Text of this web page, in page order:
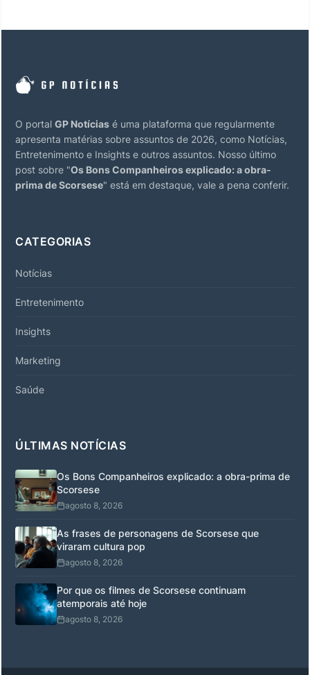
O portal GP Notícias é uma plataforma que regularmente
apresenta matérias sobre assuntos de 2026, como Notícias,
Entretenimento e Insights e outros assuntos. Nosso último
post sobre "Os Bons Companheiros explicado: a obra-
prima de Scorsese" está em destaque, vale a pena conferir.
CATEGORIAS
Notícias
Entretenimento
Insights
Marketing
Saúde
ÚLTIMAS NOTÍCIAS
Os Bons Companheiros explicado: a obra-prima de
Scorsese
agosto 8, 2026
As frases de personagens de Scorsese que
viraram cultura pop
agosto 8, 2026
Por que os filmes de Scorsese continuam
atemporais até hoje
agosto 8, 2026